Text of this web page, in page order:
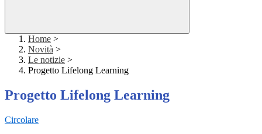
Home >
Novità >
Le notizie >
Progetto Lifelong Learning
Progetto Lifelong Learning
Circolare